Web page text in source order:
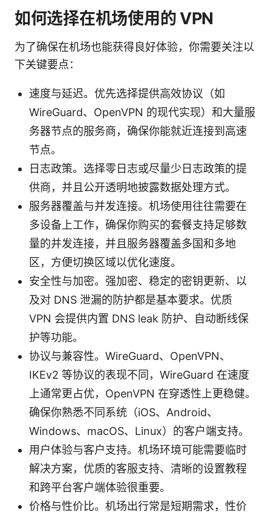
如何选择在机场使用的 VPN
为了确保在机场也能获得良好体验，你需要关注以
下关键要点：
速度与延迟。优先选择提供高效协议（如
WireGuard、OpenVPN 的现代实现）和大量服
务器节点的服务商，确保你能就近连接到高速
节点。
日志政策。选择零日志或尽量少日志政策的提
供商，并且公开透明地披露数据处理方式。
服务器覆盖与并发连接。机场使用往往需要在
多设备上工作，确保你购买的套餐支持足够数
量的并发连接，并且服务器覆盖多国和多地
区，方便切换区域以优化速度。
安全性与加密。强加密、稳定的密钥更新、以
及对 DNS 泄漏的防护都是基本要求。优质
VPN 会提供内置 DNS leak 防护、自动断线保
护等功能。
协议与兼容性。WireGuard、OpenVPN、
IKEv2 等协议的表现不同，WireGuard 在速度
上通常更占优，OpenVPN 在穿透性上更稳健。
确保你熟悉不同系统（iOS、Android、
Windows、macOS、Linux）的客户端支持。
用户体验与客户支持。机场环境可能需要临时
解决方案，优质的客服支持、清晰的设置教程
和跨平台客户端体验很重要。
价格与性价比。机场出行常是短期需求，性价